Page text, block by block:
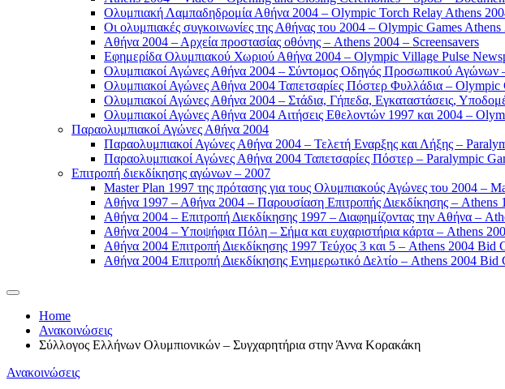
Ολυμπιακή Λαμπαδηδρομία Αθήνα 2004 – Olympic Torch Relay Athens
Οι ολυμπιακές συγκοινωνίες της Αθήνας του 2004 – Olympic Games
Αθήνα 2004 – Αρχεία προστασίας οθόνης – Athens 2004 – Screensavers
Εφημερίδα Ολυμπιακού Χωριού Αθήνα 2004 – Olympic Village Pulse
Ολυμπιακοί Αγώνες Αθήνα 2004 – Σύντομος Οδηγός Προσωπικού Αγώνων
Ολυμπιακοί Αγώνες Αθήνα 2004 Ταπετσαρίες Πόστερ Φυλλάδια –
Ολυμπιακοί Αγώνες Αθήνα 2004 – Στάδια, Γήπεδα, Εγκαταστάσεις,
Ολυμπιακοί Αγώνες Αθήνα 2004 Αιτήσεις Εθελοντών 1997 και 2004 –
Παραολυμπιακοί Αγώνες Αθήνα 2004
Παραολυμπιακοί Αγώνες Αθήνα 2004 – Τελετή Εναρξης και Λήξης –
Παραολυμπιακοί Αγώνες Αθήνα 2004 Ταπετσαρίες Πόστερ – Paralympic
Επιτροπή διεκδίκησης αγώνων – 2007
Master Plan 1997 της πρότασης για τους Ολυμπιακούς Αγώνες του 2004 –
Αθήνα 1997 – Αθήνα 2004 – Παρουσίαση Επιτροπής Διεκδίκησης –
Αθήνα 2004 – Επιτροπή Διεκδίκησης 1997 – Διαφημίζοντας την Αθήνα –
Αθήνα 2004 – Υποψήφια Πόλη – Σήμα και ευχαριστήρια κάρτα – Athens
Αθήνα 2004 Επιτροπή Διεκδίκησης 1997 Τεύχος 3 και 5 – Athens 2004 Bid
Αθήνα 2004 Επιτροπή Διεκδίκησης Ενημερωτικό Δελτίο – Athens 2004 Bid
Home
Ανακοινώσεις
Σύλλογος Ελλήνων Ολυμπιονικών – Συγχαρητήρια στην Άννα Κορακάκη
Ανακοινώσεις